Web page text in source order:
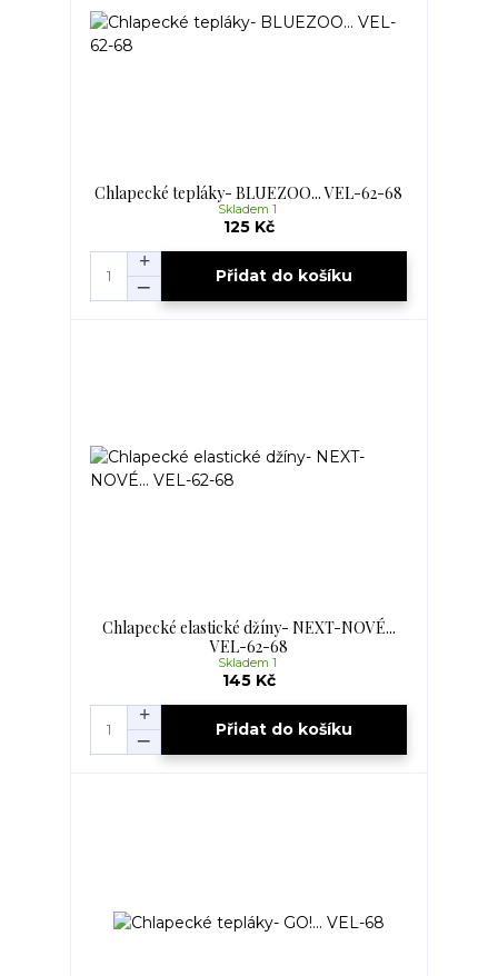
Chlapecké tepláky- BLUEZOO... VEL-62-68
125 Kč
Skladem 1
Přidat do košíku
Chlapecké elastické džíny- NEXT-NOVÉ...
VEL-62-68
145 Kč
Skladem 1
Přidat do košíku